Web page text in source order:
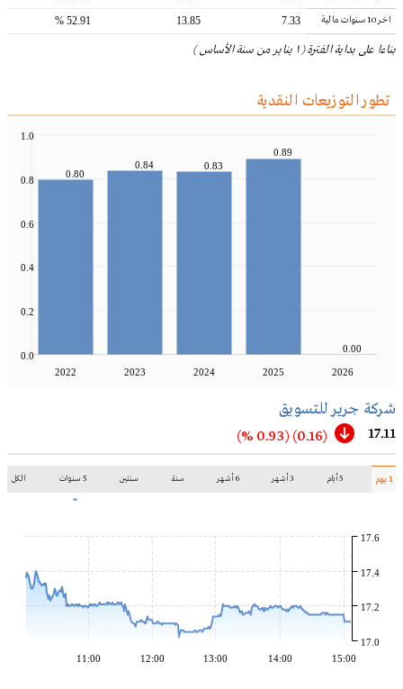
اخر 10 سنوات مالية
7.33
13.85
52.91 %
بناءا على بداية الفترة ( ١ يناير من سنة الأساس )
تطور التوزيعات النقدية
0.80
0.84 0.83
0.89
0.00
2022 2023 2024 2025 2026
0.0
0.2
0.4
0.6
0.8
1.0
شركة جرير للتسويق
17.11
(0.16)
(0.93 %)
1 يوم 5 أيام 3 أشهر 6 أشهر سنة سنتين 5 سنوات الكل
11:00 12:00 13:00 14:00 15:00
17.0
17.2
17.4
17.6